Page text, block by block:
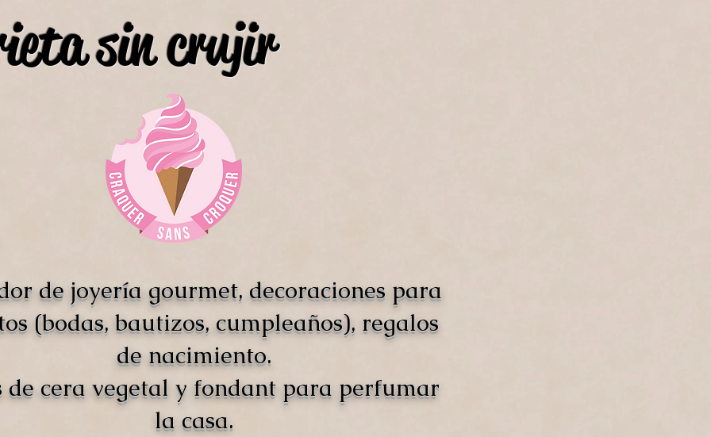
sin crujir
de joyería gourmet, decoraciones para
(bodas, bautizos, cumpleaños), regalos
de nacimiento.
de cera vegetal y fondant para perfumar
la casa.